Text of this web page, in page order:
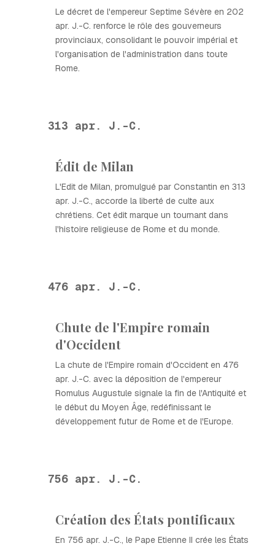
Le décret de l'empereur Septime Sévère en 202
apr. J.-C. renforce le rôle des gouverneurs
provinciaux, consolidant le pouvoir impérial et
l'organisation de l'administration dans toute
Rome.
313 apr. J.-C.
Édit de Milan
L'Edit de Milan, promulgué par Constantin en 313
apr. J.-C., accorde la liberté de culte aux
chrétiens. Cet édit marque un tournant dans
l'histoire religieuse de Rome et du monde.
476 apr. J.-C.
Chute de l'Empire romain
d'Occident
La chute de l'Empire romain d'Occident en 476
apr. J.-C. avec la déposition de l'empereur
Romulus Augustule signale la fin de l'Antiquité et
le début du Moyen Âge, redéfinissant le
développement futur de Rome et de l'Europe.
756 apr. J.-C.
Création des États pontificaux
En 756 apr. J.-C., le Pape Etienne II crée les États